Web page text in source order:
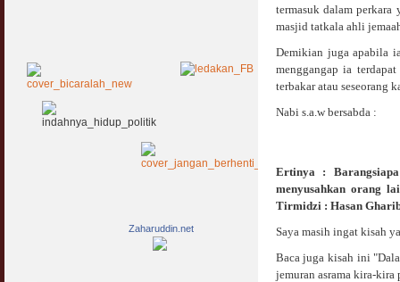
termasuk dalam
masjid tatkala ahli
Demikian juga apabila
menggangap ia
terbakar atau seseorang
Nabi s.a.w bersabda :
Ertinya :
menyusahkan orang
Tirmidzi : Hasan
Saya masih ingat kisah
Baca juga kisah ini
jemuran asrama kira-
Zaharuddin.net